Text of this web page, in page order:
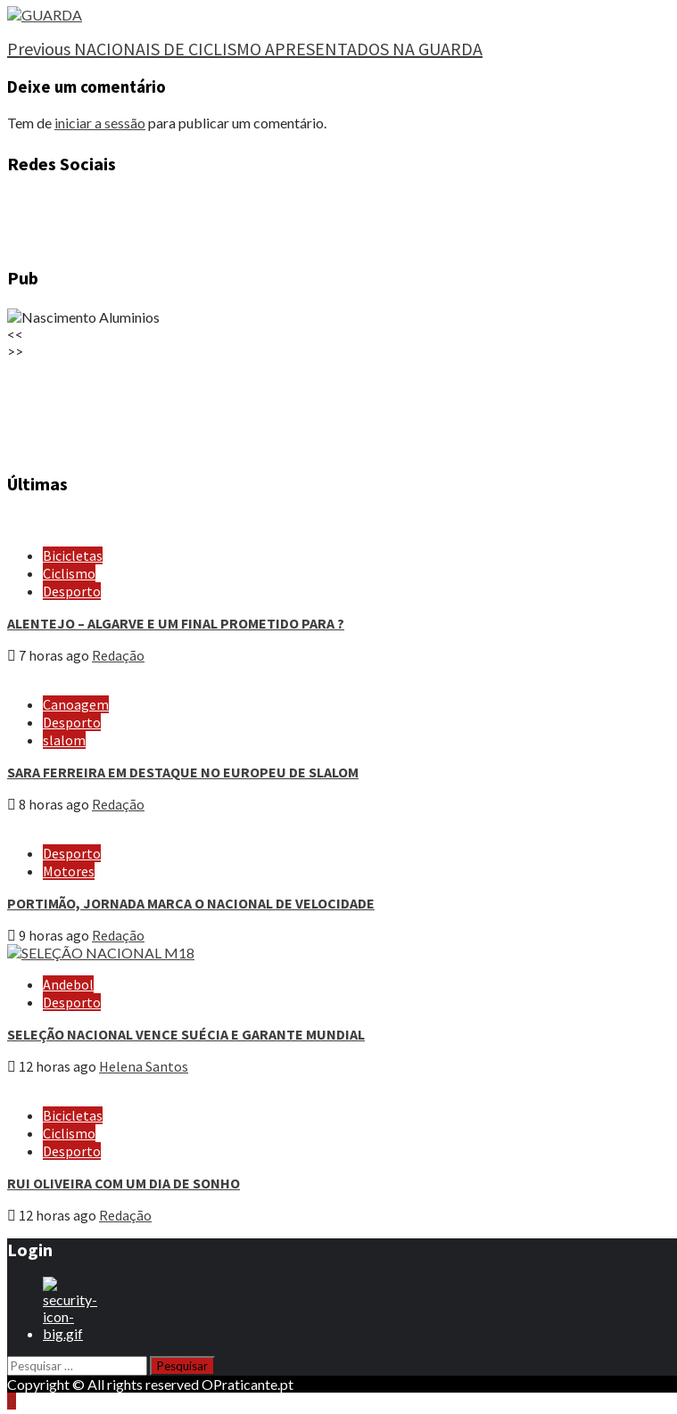
Continue
Reading
Previous NACIONAIS DE CICLISMO APRESENTADOS NA GUARDA
Deixe um comentário
Tem de iniciar a sessão para publicar um comentário.
Redes Sociais
Pub
<<
>>
Últimas
Bicicletas
Ciclismo
Desporto
ALENTEJO – ALGARVE E UM FINAL PROMETIDO PARA ?
7 horas ago Redação
Canoagem
Desporto
slalom
SARA FERREIRA EM DESTAQUE NO EUROPEU DE SLALOM
8 horas ago Redação
Desporto
Motores
PORTIMÃO, JORNADA MARCA O NACIONAL DE VELOCIDADE
9 horas ago Redação
Andebol
Desporto
SELEÇÃO NACIONAL VENCE SUÉCIA E GARANTE MUNDIAL
12 horas ago Helena Santos
Bicicletas
Ciclismo
Desporto
RUI OLIVEIRA COM UM DIA DE SONHO
12 horas ago Redação
Login
Pesquisar
por:
Copyright © All rights reserved OPraticante.pt